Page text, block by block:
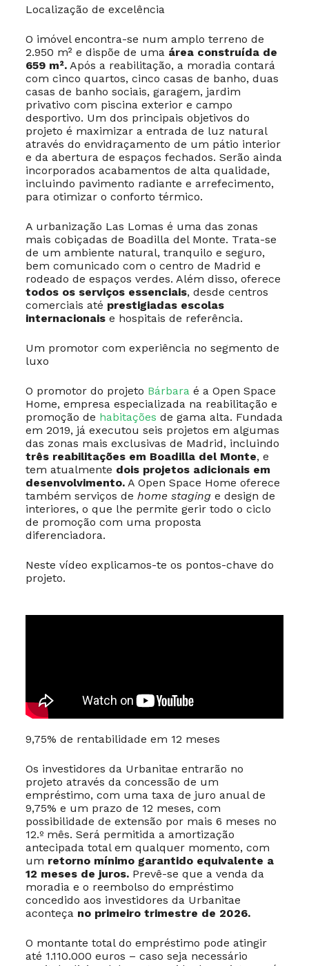
Localização de excelência
O imóvel encontra-se num amplo terreno de
2.950 m² e dispõe de uma área construída de
659 m².Após a reabilitação, a moradia contará
com cinco quartos, cinco casas de banho, duas
casas de banho sociais, garagem, jardim
privativo com piscina exterior e campo
desportivo. Um dos principais objetivos do
projeto é maximizar a entrada de luz natural
através do envidraçamento de um pátio interior
e da abertura de espaços fechados. Serão ainda
incorporados acabamentos de alta qualidade,
incluindo pavimento radiante e arrefecimento,
para otimizar o conforto térmico.
A urbanização Las Lomas é uma das zonas
mais cobiçadas de Boadilla del Monte. Trata-se
de um ambiente natural, tranquilo e seguro,
bem comunicado com o centro de Madrid e
rodeado de espaços verdes. Além disso, oferece
todos os serviços essenciais, desde centros
comerciais até prestigiadas escolas
internacionaise hospitais de referência.
Um promotor com experiência no segmento de
luxo
O promotor do projeto Bárbaraé a Open Space
Home, empresa especializada na reabilitação e
promoção de habitações de gama alta. Fundada
em 2019, já executou seis projetos em algumas
das zonas mais exclusivas de Madrid, incluindo
três reabilitações em Boadilla del Monte, e
tem atualmente dois projetos adicionais em
desenvolvimento.A Open Space Home oferece
também serviços de home staginge design de
interiores, o que lhe permite gerir todo o ciclo
de promoção com uma proposta
diferenciadora.
Neste vídeo explicamos-te os pontos-chave do
projeto.
9,75% de rentabilidade em 12 meses
Os investidores da Urbanitae entrarão no
projeto através da concessão de um
empréstimo, com uma taxa de juro anual de
9,75% e um prazo de 12 meses, com
possibilidade de extensão por mais 6 meses no
12.º mês. Será permitida a amortização
antecipada total em qualquer momento, com
um retorno mínimo garantido equivalente a
12 meses de juros.Prevê-se que a venda da
moradia e o reembolso do empréstimo
concedido aos investidores da Urbanitae
aconteça no primeiro trimestre de 2026.
O montante total do empréstimo pode atingir
até 1.110.000 euros – caso seja necessário